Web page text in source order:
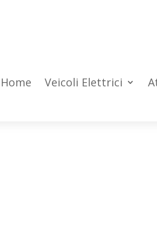
Home Veicoli Elettrici